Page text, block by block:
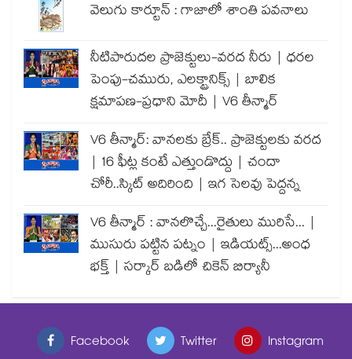
వెలుగు కార్టూన్ : గాజాలో శాంతి పవనాలు
నీటిపారుదల ప్రాజెక్టులు-వరద నీరు | ధరల
పెంపు-చమురు, ఎలక్ట్రానిక్స్ | బాలిక
క్షమాపణ-ప్రధాని మోదీ | V6 తీన్మార్
V6 తీన్మార్: వానలకు బ్రేక్.. ప్రాజెక్టులకు వరద
| 16 ఫీట్ల కంటే ఎత్తుండొద్దు | చందా
చోరీ..స్కిట్ అదిరింది | ఇగ సెలవు పెద్దన్న
V6 తీన్మార్ : వానలొచ్చే...రైతులు మురిసే... |
ముసురు పట్టిన పట్నం | ఇడియట్స్...అంధ
భక్త్ | సర్కార్ బడిలో చికెన్ బిర్యానీ
Facebook Twitter Instagram